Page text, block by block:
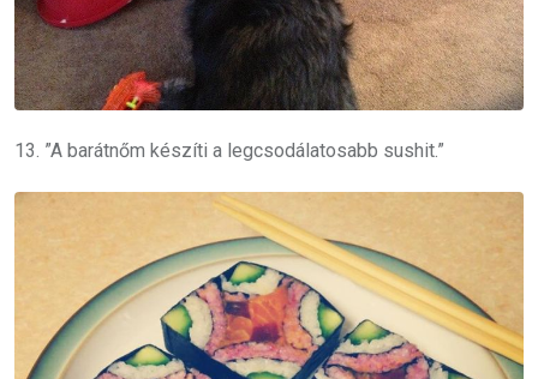
13. ”A barátnőm készíti a legcsodálatosabb sushit.”